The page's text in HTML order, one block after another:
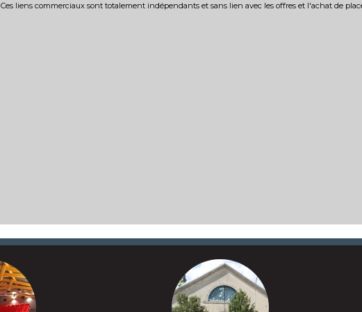
Ces liens commerciaux sont totalement indépendants et sans lien avec les offres et l'achat de